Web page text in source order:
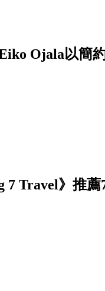
Ojala以簡
7 Travel》推